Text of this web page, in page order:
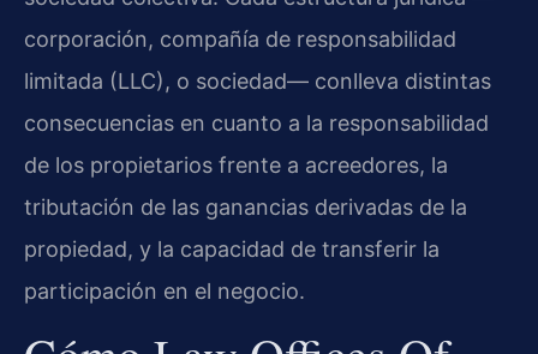
corporación, compañía de responsabilidad
limitada (LLC), o sociedad— conlleva distintas
consecuencias en cuanto a la responsabilidad
de los propietarios frente a acreedores, la
tributación de las ganancias derivadas de la
propiedad, y la capacidad de transferir la
participación en el negocio.